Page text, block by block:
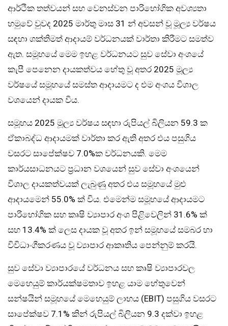
ආර්ථික තත්වයන් සහ වෙනස්වන පාරිභෝගික අවශ්‍යතා
හමුවේ වුවද 2025 මාර්තු මාස 31 න් අවසන් වූ මූල්‍ය වර්ෂය
සඳහා ශක්තිමත් ආදායම් වර්ධනයක් වාර්තා කිරීමට සමත්ව
ඇත. සමූහයේ මෙම ඉහළ වර්ධනයට සුව සේවා අංශයේ
කැපී පෙනෙන දායකත්වය හේතු වූ අතර 2025 මූල්‍ය
වර්ෂයේ සමූහයේ සමස්ත ආදායමට ද එම අංශය විශාල
වශයෙන් දායක විය.
සමූහය 2025 මූල්‍ය වර්ෂය සඳහා රුපියල් බිලියන 59.3 ක
ඒකාබද්ධ ආදායමක් වාර්තා කර ඇති අතර එය පසුගිය
වසරට සාපේක්ෂව 7.0%ක වර්ධනයකි. මෙම
කාර්යසාධනයට ප්‍රධාන වශයෙන් සුව සේවා අංශයෙන්
විශාල දායකත්වයක් ලැබුණු අතර එය සමූහයේ මුළු
ආදායමෙන් 55.0% ක් විය. එමෙන්ම සමූහයේ ආදායමට
පාරිභෝගික සහ කෘෂි ව්‍යාපාර අංශ පිළිවෙලින් 31.6% ක්
සහ 13.4% ක් ලෙස දායක වූ අතර ඉන් සමූහයේ සමබර හා
විවිධාංගීකරණය වූ ව්‍යාපාර ආකෘතිය පෙන්නුම් කරයි.
සුව සේවා ව්‍යාපාරයේ වර්ධනය සහ කෘෂි ව්‍යාපාරවල
මෙහෙයුම් කාර්යක්ෂමතාව ඉහළ යාම හේතුවෙන්
සන්ෂයින් සමූහයේ මෙහෙයුම් ලාභය (EBIT) පසුගිය වසරට
සාපේක්ෂව 7.1% කින් රුපියල් බිලියන 9.3 දක්වා ඉහළ